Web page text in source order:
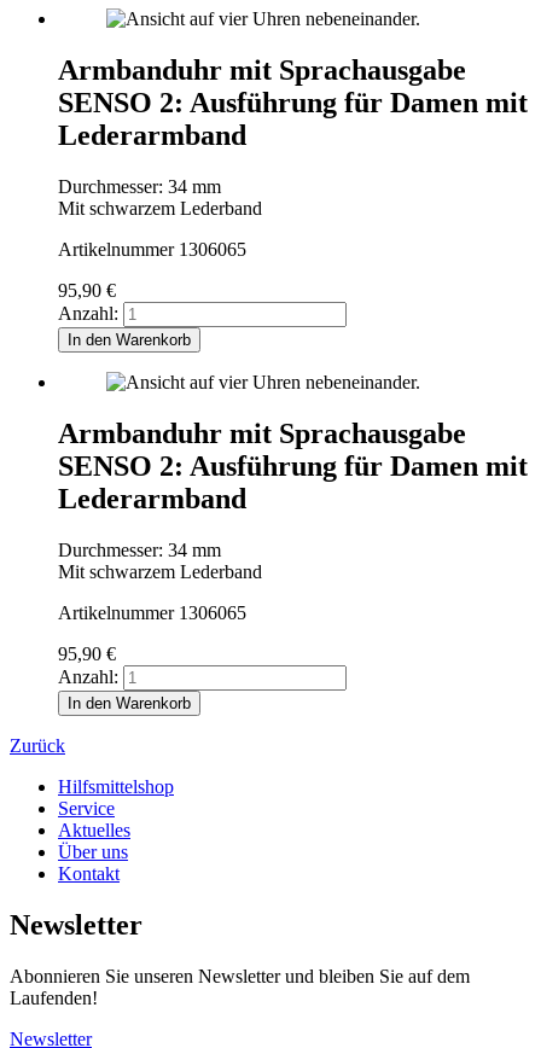
Armbanduhr mit Sprachausgabe
SENSO 2: Ausführung für Damen mit
Lederarmband
Durchmesser: 34 mm
Mit schwarzem Lederband
Artikelnummer 1306065
95,90 €
Anzahl:
In den Warenkorb
Armbanduhr mit Sprachausgabe
SENSO 2: Ausführung für Damen mit
Lederarmband
Durchmesser: 34 mm
Mit schwarzem Lederband
Artikelnummer 1306065
95,90 €
Anzahl:
In den Warenkorb
Zurück
Hilfsmittelshop
Service
Aktuelles
Über uns
Kontakt
Newsletter
Abonnieren Sie unseren Newsletter und bleiben Sie auf dem
Laufenden!
Newsletter